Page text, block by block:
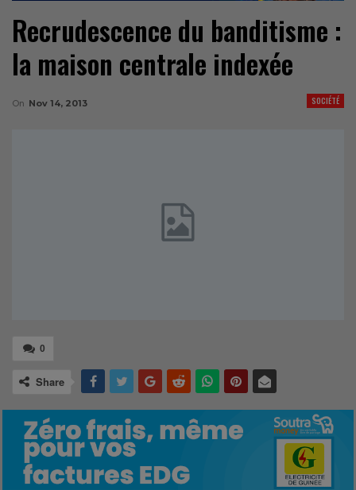
Recrudescence du banditisme :
la maison centrale indexée
SOCIÉTÉ
On Nov 14, 2013
0
Share